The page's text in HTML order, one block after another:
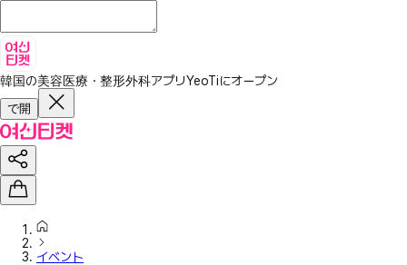
韓国の美容医療・整形外科アプリYeoTiにオープン
で開
イベント